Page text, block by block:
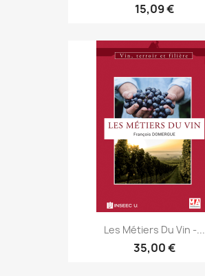
15,09 €
Les Métiers Du Vin -...
35,00 €